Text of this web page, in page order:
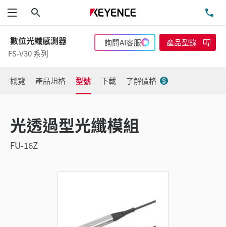
功能表
數位光纖感測器
FS-V30 系列
詢問AI客服 產品型錄
概覽 產品規格 型號 下載 了解價格
光透過型光纖模組
FU-16Z